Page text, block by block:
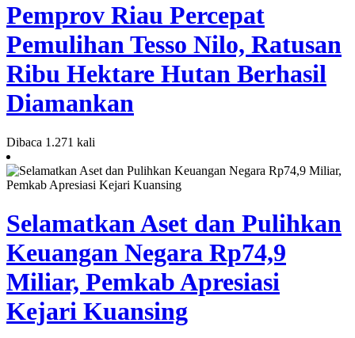
Pemprov Riau Percepat
Pemulihan Tesso Nilo, Ratusan
Ribu Hektare Hutan Berhasil
Diamankan
Dibaca 1.271 kali
Selamatkan Aset dan Pulihkan
Keuangan Negara Rp74,9
Miliar, Pemkab Apresiasi
Kejari Kuansing